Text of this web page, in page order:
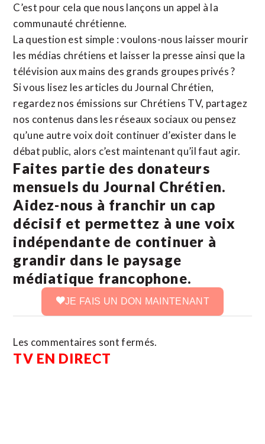
C’est pour cela que nous lançons un appel à la
communauté chrétienne.
La question est simple : voulons-nous laisser mourir
les médias chrétiens et laisser la presse ainsi que la
télévision aux mains des grands groupes privés ?
Si vous lisez les articles du Journal Chrétien,
regardez nos émissions sur Chrétiens TV, partagez
nos contenus dans les réseaux sociaux ou pensez
qu’une autre voix doit continuer d’exister dans le
débat public, alors c’est maintenant qu’il faut agir.
Faites partie des donateurs
mensuels du Journal Chrétien.
Aidez-nous à franchir un cap
décisif et permettez à une voix
indépendante de continuer à
grandir dans le paysage
médiatique francophone.
JE FAIS UN DON MAINTENANT
Les commentaires sont fermés.
TV EN DIRECT